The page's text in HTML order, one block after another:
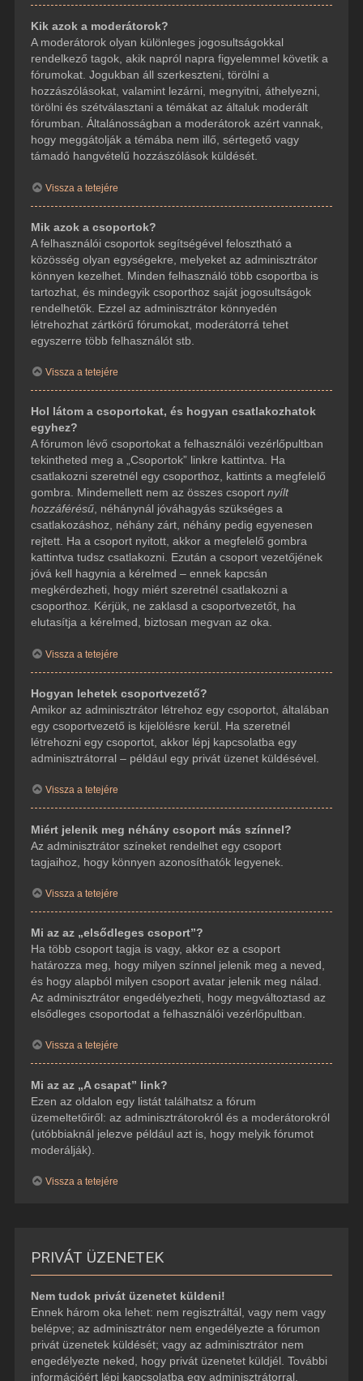
Kik azok a moderátorok?
A moderátorok olyan különleges jogosultságokkal
rendelkező tagok, akik napról napra figyelemmel követik a
fórumokat. Jogukban áll szerkeszteni, törölni a
hozzászólásokat, valamint lezárni, megnyitni, áthelyezni,
törölni és szétválasztani a témákat az általuk moderált
fórumban. Általánosságban a moderátorok azért vannak,
hogy meggátolják a témába nem illő, sértegető vagy
támadó hangvételű hozzászólások küldését.
Vissza a tetejére
Mik azok a csoportok?
A felhasználói csoportok segítségével felosztható a
közösség olyan egységekre, melyeket az adminisztrátor
könnyen kezelhet. Minden felhasználó több csoportba is
tartozhat, és mindegyik csoporthoz saját jogosultságok
rendelhetők. Ezzel az adminisztrátor könnyedén
létrehozhat zártkörű fórumokat, moderátorrá tehet
egyszerre több felhasználót stb.
Vissza a tetejére
Hol látom a csoportokat, és hogyan csatlakozhatok
egyhez?
A fórumon lévő csoportokat a felhasználói vezérlőpultban
tekintheted meg a „Csoportok” linkre kattintva. Ha
csatlakozni szeretnél egy csoporthoz, kattints a megfelelő
gombra. Mindemellett nem az összes csoport nyílt
hozzáférésű, néhánynál jóváhagyás szükséges a
csatlakozáshoz, néhány zárt, néhány pedig egyenesen
rejtett. Ha a csoport nyitott, akkor a megfelelő gombra
kattintva tudsz csatlakozni. Ezután a csoport vezetőjének
jóvá kell hagynia a kérelmed – ennek kapcsán
megkérdezheti, hogy miért szeretnél csatlakozni a
csoporthoz. Kérjük, ne zaklasd a csoportvezetőt, ha
elutasítja a kérelmed, biztosan megvan az oka.
Vissza a tetejére
Hogyan lehetek csoportvezető?
Amikor az adminisztrátor létrehoz egy csoportot, általában
egy csoportvezető is kijelölésre kerül. Ha szeretnél
létrehozni egy csoportot, akkor lépj kapcsolatba egy
adminisztrátorral – például egy privát üzenet küldésével.
Vissza a tetejére
Miért jelenik meg néhány csoport más színnel?
Az adminisztrátor színeket rendelhet egy csoport
tagjaihoz, hogy könnyen azonosíthatók legyenek.
Vissza a tetejére
Mi az az „elsődleges csoport”?
Ha több csoport tagja is vagy, akkor ez a csoport
határozza meg, hogy milyen színnel jelenik meg a neved,
és hogy alapból milyen csoport avatar jelenik meg nálad.
Az adminisztrátor engedélyezheti, hogy megváltoztasd az
elsődleges csoportodat a felhasználói vezérlőpultban.
Vissza a tetejére
Mi az az „A csapat” link?
Ezen az oldalon egy listát találhatsz a fórum
üzemeltetőiről: az adminisztrátorokról és a moderátorokról
(utóbbiaknál jelezve például azt is, hogy melyik fórumot
moderálják).
Vissza a tetejére
PRIVÁT ÜZENETEK
Nem tudok privát üzenetet küldeni!
Ennek három oka lehet: nem regisztráltál, vagy nem vagy
belépve; az adminisztrátor nem engedélyezte a fórumon
privát üzenetek küldését; vagy az adminisztrátor nem
engedélyezte neked, hogy privát üzenetet küldjél. További
információért lépj kapcsolatba egy adminisztrátorral.